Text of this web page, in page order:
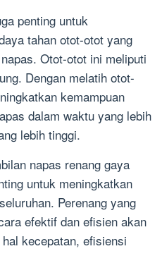
penting untuk
tahan otot-otot yang
Otot-otot ini meliputi
Dengan melatih otot-
kemampuan
dalam waktu yang lebih
lebih tinggi.
napas renang gaya
untuk meningkatkan
Perenang yang
efektif dan efisien akan
kecepatan, efisiensi